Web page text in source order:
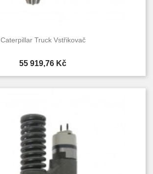
Caterpillar Truck Vstřikovač
Cena
55 919,76 Kč